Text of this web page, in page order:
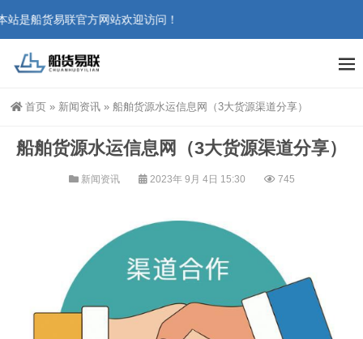
是船货易联官方网站欢迎访问！
首页 » 新闻资讯 » 船舶货源水运信息网（3大货源渠道分享）
船舶货源水运信息网（3大货源渠道分享）
新闻资讯 2023年 9月 4日 15:30 745